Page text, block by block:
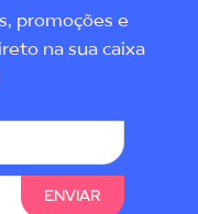
promoções e
na sua caixa